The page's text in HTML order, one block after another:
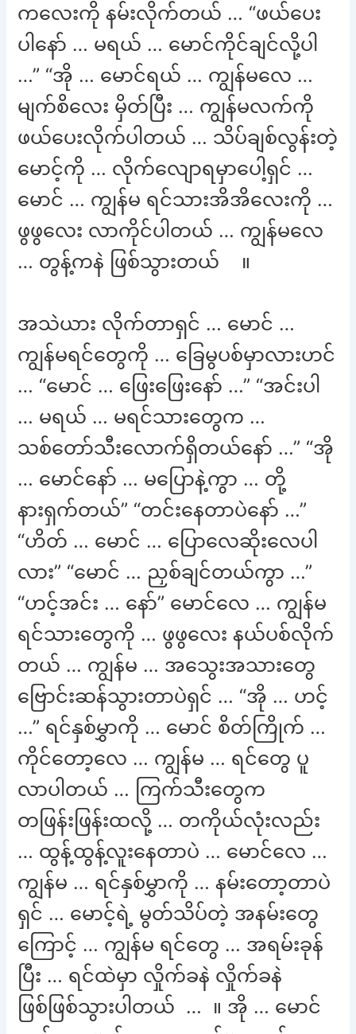
ကလေးကို နမ်းလိုက်တယ် … “ဖယ်ပေး
ပါနော် … မရယ် … မောင်ကိုင်ချင်လို့ပါ
…” “အို … မောင်ရယ် … ကျွန်မလေ …
မျက်စိလေး မှိတ်ပြီး … ကျွန်မလက်ကို
ဖယ်ပေးလိုက်ပါတယ် … သိပ်ချစ်လွန်းတဲ့
မောင့်ကို … လိုက်လျောရမှာပေါ့ရှင် …
မောင် … ကျွန်မ ရင်သားအိအိလေးကို …
ဖွဖွလေး လာကိုင်ပါတယ် … ကျွန်မလေ
… တွန့်ကနဲ ဖြစ်သွားတယ် ။
အသဲယား လိုက်တာရှင် … မောင် …
ကျွန်မရင်တွေကို … ခြေမွပစ်မှာလားဟင်
… “မောင် … ဖြေးဖြေးနော် …” “အင်းပါ
… မရယ် … မရင်သားတွေက …
သစ်တော်သီးလောက်ရှိတယ်နော် …” “အို
… မောင်နော် … မပြောနဲ့ကွာ … တို့
နားရှက်တယ်” “တင်းနေတာပဲနော် …”
“ဟိတ် … မောင် … ပြောလေဆိုးလေပါ
လား” “မောင် … ညှစ်ချင်တယ်ကွာ …”
“ဟင့်အင်း … နော်” မောင်လေ … ကျွန်မ
ရင်သားတွေကို … ဖွဖွလေး နယ်ပစ်လိုက်
တယ် … ကျွန်မ … အသွေးအသားတွေ
ဗြောင်းဆန်သွားတာပဲရှင် … “အို … ဟင့်
…” ရင်နှစ်မွှာကို … မောင် စိတ်ကြိုက် …
ကိုင်တော့လေ … ကျွန်မ … ရင်တွေ ပူ
လာပါတယ် … ကြက်သီးတွေက
တဖြန်းဖြန်းထလို့ … တကိုယ်လုံးလည်း
… ထွန့်ထွန့်လူးနေတာပဲ … မောင်လေ …
ကျွန်မ … ရင်နှစ်မွှာကို … နမ်းတော့တာပဲ
ရှင် … မောင့်ရဲ့ မွတ်သိပ်တဲ့ အနမ်းတွေ
ကြောင့် … ကျွန်မ ရင်တွေ … အရမ်းခုန်
ပြီး … ရင်ထဲမှာ လှိုက်ခနဲ လှိုက်ခနဲ
ဖြစ်ဖြစ်သွားပါတယ် … ။ အို … မောင်